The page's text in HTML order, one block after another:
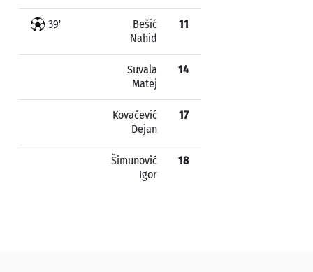
39'
Bešić
Nahid
11
Suvala
Matej
14
Kovačević
Dejan
17
Šimunović
Igor
18